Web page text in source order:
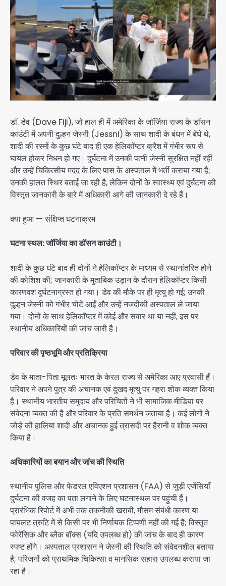
डॉ. डेव (Dave Fiji), जो हाल ही में अमेरिका के जॉर्जिया राज्य के डॉसन
काउंटी में अपनी दुल्हन जेस्नी (Jessni) के साथ शादी के बंधन में बँधे थे,
शादी की रस्मों के कुछ घंटे बाद ही एक हेलिकॉप्टर क्रैश में गंभीर रूप से
घायल होकर निधन हो गए। दुर्घटना में उनकी पत्नी जेस्नी सुरक्षित नहीं रहीं
और उन्हें चिकित्सीय मदद के लिए पास के अस्पताल में भर्ती कराया गया है;
उनकी हालत स्थिर बताई जा रही है, लेकिन दोनों के स्वास्थ्य एवं दुर्घटना की
विस्तृत जानकारी के बारे में अधिकारी आगे की जानकारी दे रहे हैं।
क्या हुआ — संक्षिप्त घटनाक्रम
घटना स्थल: जॉर्जिया का डॉसन काउंटी।
शादी के कुछ घंटे बाद ही दोनों ने हेलिकॉप्टर के माध्यम से स्थानांतरित होने
की कोशिश की; जानकारी के मुताबिक उड़ान के दौरान हेलिकॉप्टर किसी
कारणवश दुर्घटनाग्रस्त हो गया। डेव की मौके पर ही मृत्यु हो गई; उनकी
दुल्हन जेस्नी को गंभीर चोटें आईं और उन्हें नजदीकी अस्पताल ले जाया
गया। दोनों के साथ हेलिकॉप्टर में कोई और सवार था या नहीं, इस पर
स्थानीय अधिकारियों की जांच जारी है।
परिवार की पृष्ठभूमि और प्रतिक्रिया
डेव के माता-पिता मूलतः भारत के केरल राज्य से अमेरिका आए प्रवासी हैं।
परिवार ने अपने पुत्र की अचानक एवं दुखद मृत्यु पर गहरा शोक व्यक्त किया
है। स्थानीय भारतीय समुदाय और परिचितों ने भी सामाजिक मीडिया पर
संवेदना व्यक्त की है और परिवार के प्रति समर्थन जताया है। कई लोगों ने
जोड़े की हालिया शादी और अचानक हुई त्रासदी पर हैरानी व शोक व्यक्त
किया है।
अधिकारियों का बयान और जांच की स्थिति
स्थानीय पुलिस और फेडरल एविएशन प्रशासन (FAA) से जुड़ी एजेंसियाँ
दुर्घटना की वजह का पता लगाने के लिए घटनास्थल पर पहुंची हैं।
प्रारंभिक रिपोर्ट में अभी तक तकनीकी खराबी, मौसम संबंधी कारण या
पायलट त्रुटि में से किसी पर भी निर्णायक टिप्पणी नहीं की गई है; विस्तृत
फोरेंसिक और ब्लैक बॉक्स (यदि उपलब्ध हो) की जांच के बाद ही कारण
स्पष्ट होंगे। अस्पताल प्रशासन ने जेस्नी की स्थिति को संवेदनशील बताया
है; परिजनों को प्राथमिक चिकित्सा व मानसिक सहारा उपलब्ध कराया जा
रहा है।